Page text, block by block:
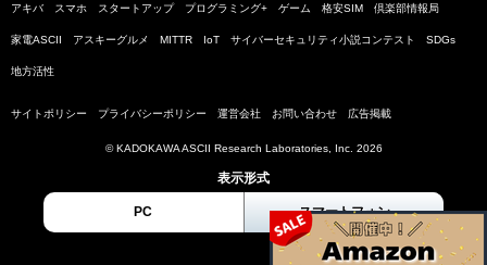
アキバ スマホ スタートアップ プログラミング+ ゲーム 格安SIM 倶楽部情報局
家電ASCII アスキーグルメ MITTR IoT サイバーセキュリティ小説コンテスト SDGs
地方活性
サイトポリシー プライバシーポリシー 運営会社 お問い合わせ 広告掲載
© KADOKAWA ASCII Research Laboratories, Inc. 2026
表示形式
PC スマートフォン